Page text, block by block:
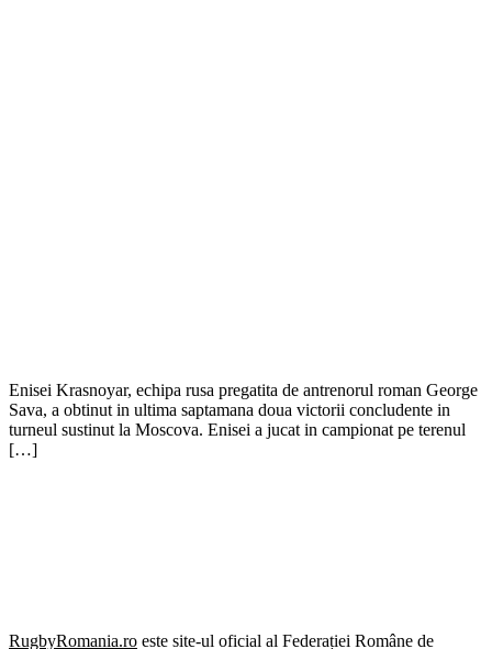
Enisei Krasnoyar, echipa rusa pregatita de antrenorul roman George
Sava, a obtinut in ultima saptamana doua victorii concludente in
turneul sustinut la Moscova. Enisei a jucat in campionat pe terenul
[…]
RugbyRomania.ro este site-ul oficial al Federației Române de